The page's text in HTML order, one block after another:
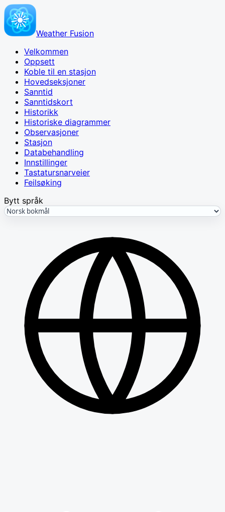
Weather Fusion
Velkommen
Oppsett
Koble til en stasjon
Hovedseksjoner
Sanntid
Sanntidskort
Historikk
Historiske diagrammer
Observasjoner
Stasjon
Databehandling
Innstillinger
Tastatursnarveier
Feilsøking
Bytt språk